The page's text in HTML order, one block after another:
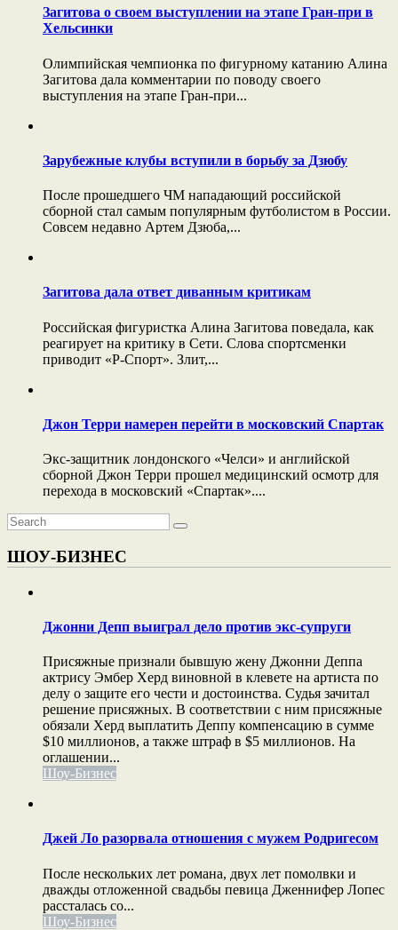
Загитова о своем выступлении на этапе Гран-при в
Хельсинки
Олимпийская чемпионка по фигурному катанию Алина
Загитова дала комментарии по поводу своего
выступления на этапе Гран-при...
Зарубежные клубы вступили в борьбу за Дзюбу
После прошедшего ЧМ нападающий российской
сборной стал самым популярным футболистом в России.
Совсем недавно Артем Дзюба,...
Загитова дала ответ диванным критикам
Российская фигуристка Алина Загитова поведала, как
реагирует на критику в Сети. Слова спортсменки
приводит «Р-Спорт». Злит,...
Джон Терри намерен перейти в московский Спартак
Экс-защитник лондонского «Челси» и английской
сборной Джон Терри прошел медицинский осмотр для
перехода в московский «Спартак»....
ШОУ-БИЗНЕС
Джонни Депп выиграл дело против экс-супруги
Присяжные признали бывшую жену Джонни Деппа
актрису Эмбер Херд виновной в клевете на артиста по
делу о защите его чести и достоинства. Судья зачитал
решение присяжных. В соответствии с ним присяжные
обязали Херд выплатить Деппу компенсацию в сумме
$10 миллионов, а также штраф в $5 миллионов. На
оглашении...
Шоу-Бизнес
Джей Ло разорвала отношения с мужем Родригесом
После нескольких лет романа, двух лет помолвки и
дважды отложенной свадьбы певица Дженнифер Лопес
рассталась со...
Шоу-Бизнес